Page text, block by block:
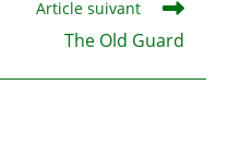
Article suivant
The Old Guard